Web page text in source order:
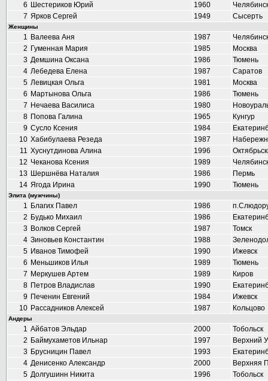
6 Шестериков Юрий 1960
7 Ярков Сергей 1949 Сысерть
Женщины
1 Валеева Аня 1987
2 Гуменная Мария 1985
Москва
3 Демшина Оксана 1986
Тюмень
4 Лебедева Елена 1987
Саратов
5 Левицкая Ольга 1981
Москва
6 Мартынова Ольга 1986
Тюмень
7 Нечаева Василиса 1980
8 Попова Галина 1965
Кунгур
9 Сусло Ксения 1984
10 Хабибулаева Резеда 1987
11 Хуснутдинова Алина 1996
12 Чеканова Ксения 1989
13 Шершнёва Наталия 1986
Пермь
14 Ягода Ирина 1990 Тюмень
Элита (мужчины)
1 Благих Павел 1986
2 Будько Михаил 1986
3 Волков Сергей 1987
Томск
4 Зиновьев Константин 1988
5 Иванов Тимофей 1990
Ижевск
6 Меньшиков Илья 1989
Тюмень
7 Меркушев Артем 1989
Киров
8 Петров Владислав 1990
9 Печенин Евгений 1984
Ижевск
10 Рассадников Алексей 1987 Кольцово
Андеры
1 Айбатов Эльдар 2000
Тобольск
2 Баймухаметов Ильнар 1997
Верхний
3 Брусницин Павел 1993
4 Денисенко Александр 2000
Верхняя
5 Долгушинн Никита 1996
Тобольск